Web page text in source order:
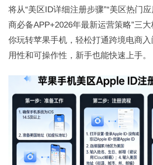
将从“美区ID详细注册步骤”“美区热门
商必备APP+2026年最新运营策略”三
你玩转苹果手机，轻松打通跨境电商
用性和可操作性，新手也能快速上手。